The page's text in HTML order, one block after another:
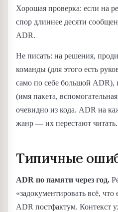
Хорошая проверка: если на
спор длиннее десяти
ADR.
Не писать: на решения,
команды (для этого есть
само по себе большой ADR),
(имя пакета,
очевидно из кода. ADR на
жанр — их перестают читать.
Типичные
ADR по памяти через год.
«задокументировать всё,
ADR постфактум. Контекст